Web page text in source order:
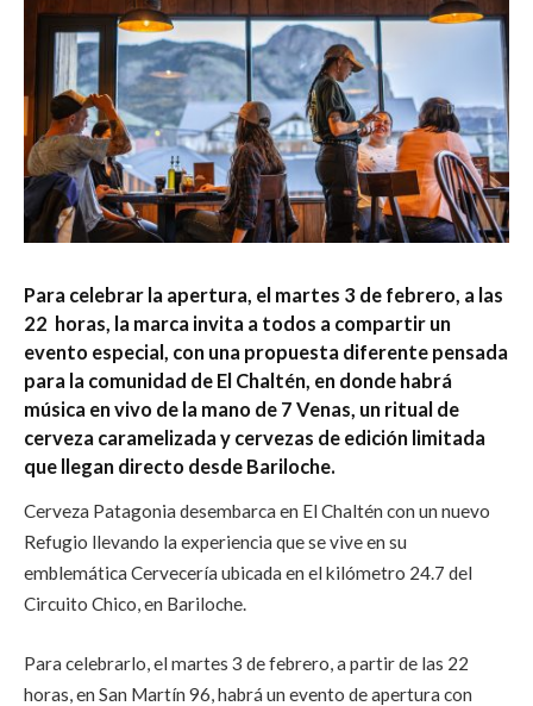
Para celebrar la apertura, el martes 3 de febrero, a las
22 horas, la marca invita a todos a compartir un
evento especial, con una propuesta diferente pensada
para la comunidad de El Chaltén, en donde habrá
música en vivo de la mano de 7 Venas, un ritual de
cerveza caramelizada y cervezas de edición limitada
que llegan directo desde Bariloche.
Cerveza Patagonia desembarca en El Chaltén con un nuevo
Refugio llevando la experiencia que se vive en su
emblemática Cervecería ubicada en el kilómetro 24.7 del
Circuito Chico, en Bariloche.
Para celebrarlo, el martes 3 de febrero, a partir de las 22
horas, en San Martín 96, habrá un evento de apertura con